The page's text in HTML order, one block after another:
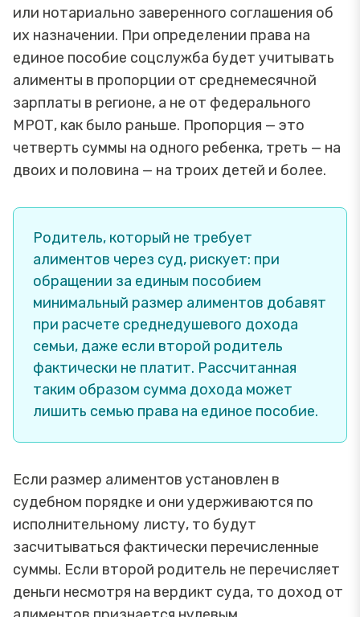
или нотариально заверенного соглашения об
их назначении. При определении права на
единое пособие соцслужба будет учитывать
алименты в пропорции от среднемесячной
зарплаты в регионе, а не от федерального
МРОТ, как было раньше. Пропорция — это
четверть суммы на одного ребенка, треть — на
двоих и половина — на троих детей и более.
Родитель, который не требует
алиментов через суд, рискует: при
обращении за единым пособием
минимальный размер алиментов добавят
при расчете среднедушевого дохода
семьи, даже если второй родитель
фактически не платит. Рассчитанная
таким образом сумма дохода может
лишить семью права на единое пособие.
Если размер алиментов установлен в
судебном порядке и они удерживаются по
исполнительному листу, то будут
засчитываться фактически перечисленные
суммы. Если второй родитель не перечисляет
деньги несмотря на вердикт суда, то доход от